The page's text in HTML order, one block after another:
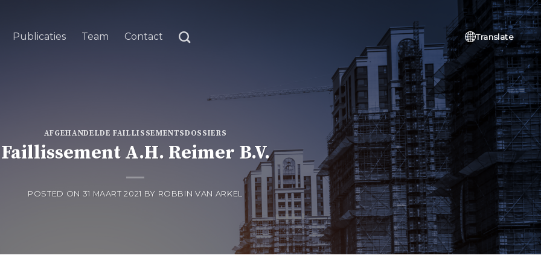
Publicaties Team Contact Translate
AFGEHANDELDE FAILLISSEMENTSDOSSIERS
Faillissement A.H. Reimer B.V.
POSTED ON 31 MAART 2021 BY ROBBIN VAN ARKEL